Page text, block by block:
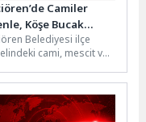
Camiler
Köşe Bucak
Belediyesi ilçe
cami, mescit ve
çalışmalarını büyük
aralıksız...